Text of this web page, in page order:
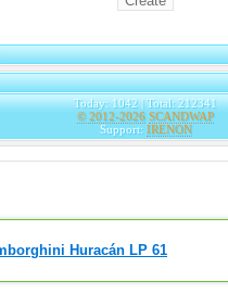
Today: 1042 | Total: 212341
© 2012-2026 SCANDWAP
Support: IRENON
Huracán LP 61